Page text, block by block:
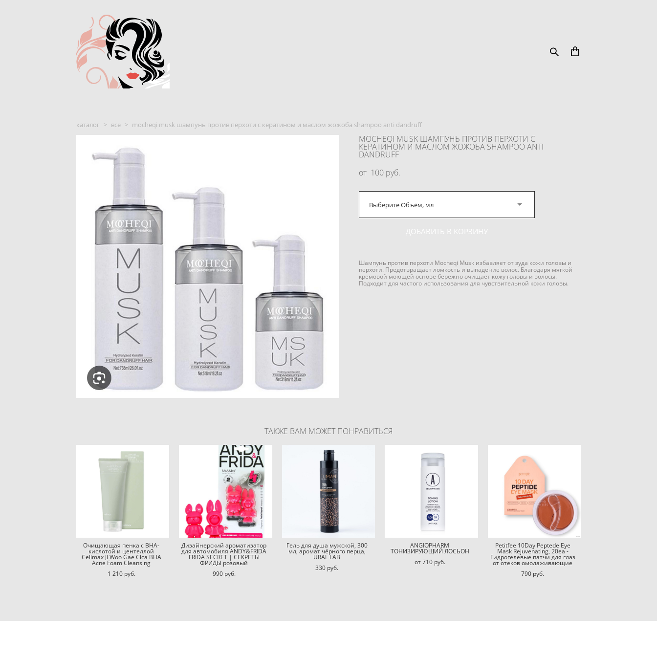
каталог > все > mocheqi musk шампунь против перхоти с кератином и маслом жожоба shampoo anti dandruff
MOCHEQI MUSK ШАМПУНЬ ПРОТИВ ПЕРХОТИ С
КЕРАТИНОМ И МАСЛОМ ЖОЖОБА SHAMPOO ANTI
DANDRUFF
от 100 pуб.
Выберите Объём, мл
ДОБАВИТЬ В КОРЗИНУ
Шампунь против перхоти Mоcheqi Musk избавляет от зуда кожи головы и
перхоти. Предотвращает ломкость и выпадение волос. Благодаря мягкой
кремовой моющей основе бережно очищает кожу головы и волосы.
Подходит для частого использования для чувствительной кожи головы.
ТАКЖЕ ВАМ МОЖЕТ ПОНРАВИТЬСЯ
Очищающая пенка с BHA-
кислотой и центеллой
Celimax Ji Woo Gae Cica BHA
Acne Foam Cleansing
1 210 pуб.
Дизайнерский ароматизатор
для автомобиля ANDY&FRIDA
FRIDA SECRET | СЕКРЕТЫ
ФРИДЫ розовый
990 pуб.
Гель для душа мужской, 300
мл, аромат чёрного перца,
URAL LAB
330 pуб.
ANGIOPHARM
ТОНИЗИРУЮЩИЙ ЛОСЬОН
от 710 pуб.
Petitfee 10Day Peptede Eye
Mask Rejuvenating, 20ea -
Гидрогелевые патчи для глаз
от отеков омолаживающие
790 pуб.